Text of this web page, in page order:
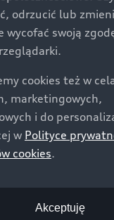
W celu uzyskania
kontaktować się z
obecnie
z materiałów
odzysku i
ISO 22628 i są
marki
odrzucić lub
wycofać swoją
cookies też w
marketingowych,
i do
w Polityce
cookies.
Akceptuję